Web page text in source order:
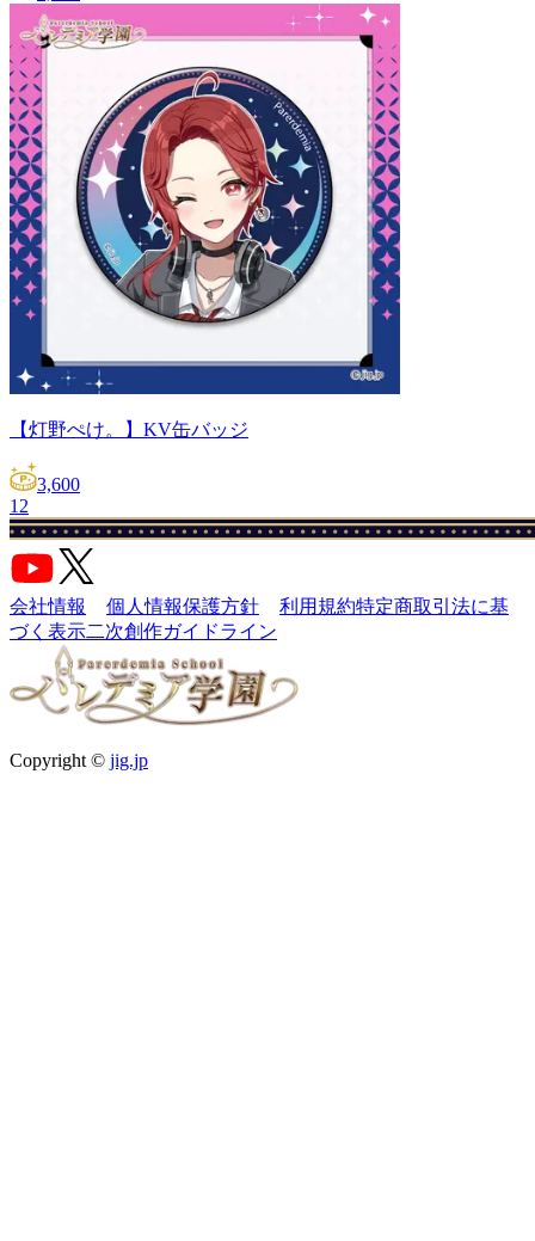
【灯野ぺけ。】KV缶バッジ
3,600
1 2
会社情報 個人情報保護方針 利用規約特定商取引法に基
づく表示二次創作ガイドライン
Copyright © jig.jp